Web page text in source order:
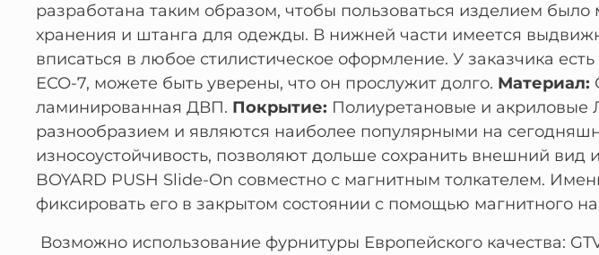
разработана таким образом, чтобы пользоваться изделием
хранения и штанга для одежды. В нижней части имеется
вписаться в любое стилистическое оформление. У заказчика
ЕСО-7, можете быть уверены, что он прослужит долго. Материал:
ламинированная ДВП. Покрытие: Полиуретановые и
разнообразием и являются наиболее популярными на
износоустойчивость, позволяют дольше сохранить внешний вид
BOYARD PUSH Slide-On совместно с магнитным толкателем.
фиксировать его в закрытом состоянии с помощью магнитного
Возможно использование фурнитуры Европейского качества: